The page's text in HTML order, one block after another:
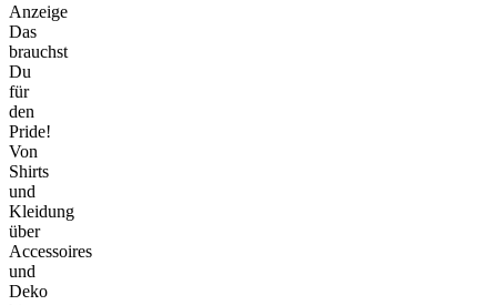
Anzeige
Das
brauchst
Du
für
den
Pride!
Von
Shirts
und
Kleidung
über
Accessoires
und
Deko